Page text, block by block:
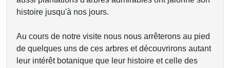
histoire jusqu'à nos jours.
Au cours de notre visite nous nous arrêterons au pied
de quelques uns de ces arbres et découvrirons autant
leur intérêt botanique que leur histoire et celle des